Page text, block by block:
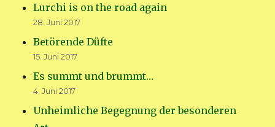
Lurchi is on the road again
28. Juni 2017
Betörende Düfte
15. Juni 2017
Es summt und brummt…
4. Juni 2017
Unheimliche Begegnung der besonderen